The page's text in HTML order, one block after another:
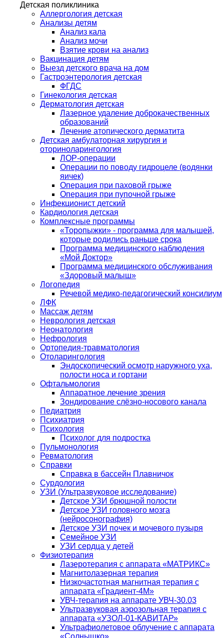
Детская поликлиника
Аллергология детская
Анализы детям
Анализ кала
Анализ мочи
Взятие крови на анализ
Вакцинация детям
Выезд детского врача на дом
Гастроэнтерология детская
ФГДС
Гинекология детская
Дерматология детская
Лазерное удаление доброкачественных
образований
Лечение атопического дерматита
Детская амбулаторная хирургия и
оториноларингология
ЛОР-операции
Операции по поводу гидроцеле (водянки
яичек)
Операция при паховой грыже
Операция при пупочной грыже
Инфекционист детский
Кардиология детская
Комплексные программы
«Торопыжки» - программа для малышей,
которые родились раньше срока
Программа медицинского наблюдения
«Мой Доктор»
Программа медицинского обслуживания
«Здоровый малыш»
Логопедия
Речевой медико-педагогический консилиум
ЛФК
Массаж детям
Неврология детская
Неонатология
Нефрология
Ортопедия-травматология
Отоларингология
Эндоскопический осмотр наружного уха,
полости носа и гортани
Офтальмология
Аппаратное лечение зрения
Зондирование слёзно-носового канала
Педиатрия
Психиатрия
Психология
Психолог для подростка
Пульмонология
Ревматология
Справки
Справка в бассейн Плавничок
Сурдология
УЗИ (Ультразвуковое исследование)
Детское УЗИ брюшной полости
Детское УЗИ головного мозга
(нейросонография)
Детское УЗИ почек и мочевого пузыря
Семейное УЗИ
УЗИ сердца у детей
Физиотерапия
Лазеротерапия с аппарата «МАТРИКС»
Магнитолазерная терапия
Низкочастотная магнитная терапия с
аппарата «Градиент-4М»
УВЧ-терапия на аппарате УВЧ-30.03
Ультразвуковая аэрозольная терапия с
аппарата «УЗОЛ-01-КАВИТАР»
Ультрафиолетовое облучение с аппарата